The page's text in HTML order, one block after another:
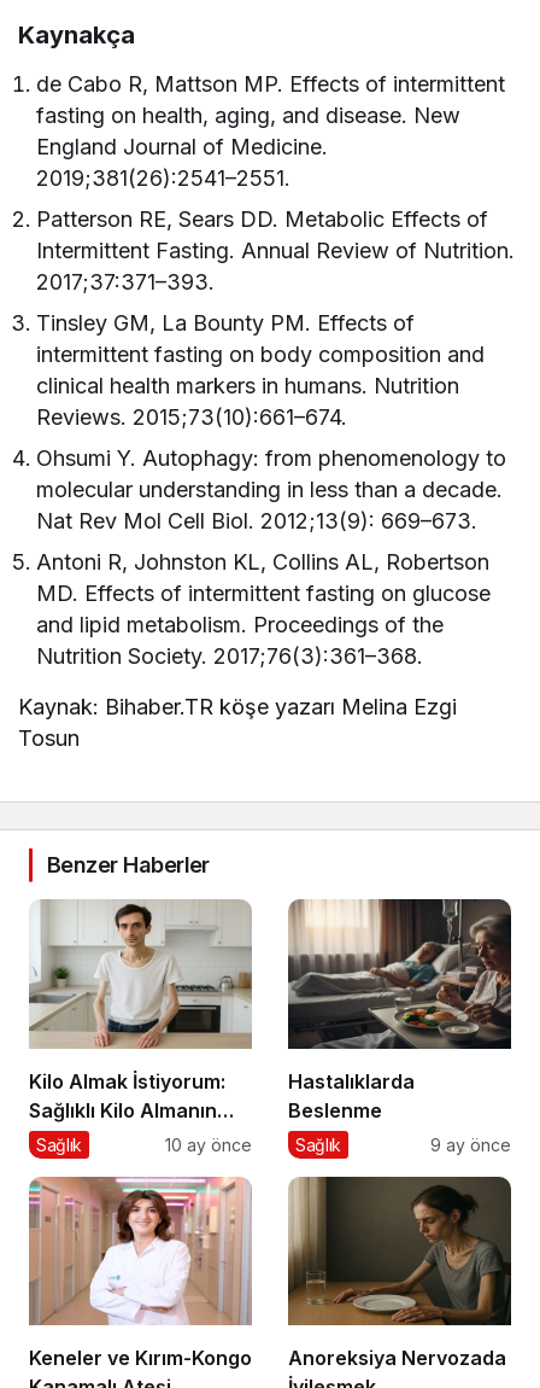
Kaynakça
de Cabo R, Mattson MP. Effects of intermittent
fasting on health, aging, and disease. New
England Journal of Medicine.
2019;381(26):2541–2551.
Patterson RE, Sears DD. Metabolic Effects of
Intermittent Fasting. Annual Review of Nutrition.
2017;37:371–393.
Tinsley GM, La Bounty PM. Effects of
intermittent fasting on body composition and
clinical health markers in humans. Nutrition
Reviews. 2015;73(10):661–674.
Ohsumi Y. Autophagy: from phenomenology to
molecular understanding in less than a decade.
Nat Rev Mol Cell Biol. 2012;13(9): 669–673.
Antoni R, Johnston KL, Collins AL, Robertson
MD. Effects of intermittent fasting on glucose
and lipid metabolism. Proceedings of the
Nutrition Society. 2017;76(3):361–368.
Kaynak: Bihaber.TR köşe yazarı Melina Ezgi
Tosun
Benzer Haberler
Kilo Almak İstiyorum:
Sağlıklı Kilo Almanın
Yolları
Sağlık 10 ay önce
Hastalıklarda
Beslenme
Sağlık 9 ay önce
Keneler ve Kırım-Kongo
Anoreksiya Nervozada